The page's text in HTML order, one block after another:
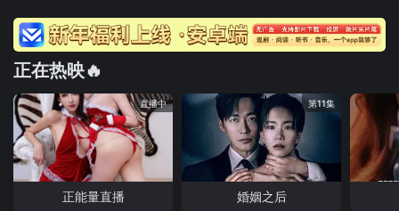
正在热映🔥
直播中
正能量直播
第11集
婚姻之后